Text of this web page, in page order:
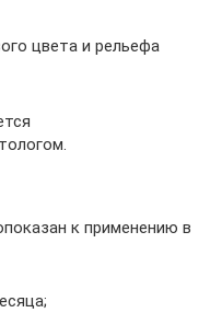
цвета и рельефа
к применению в